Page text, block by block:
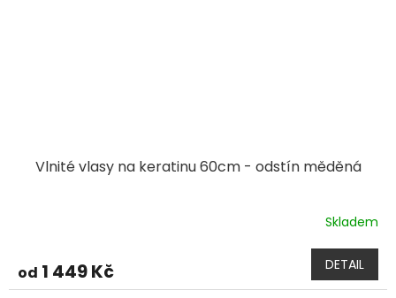
Vlnité vlasy na keratinu 60cm - odstín měděná
Skladem
od 1 449 Kč DETAIL